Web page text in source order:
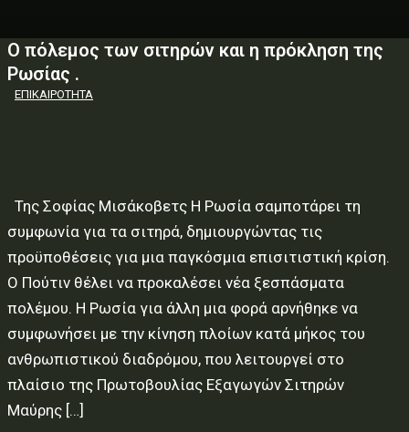
Ο πόλεμος των σιτηρών και η πρόκληση της
Ρωσίας .
ΕΠΙΚΑΙΡΟΤΗΤΑ
Της Σοφίας Μισάκοβετς Η Ρωσία σαμποτάρει τη
συμφωνία για τα σιτηρά, δημιουργώντας τις
προϋποθέσεις για μια παγκόσμια επισιτιστική κρίση.
Ο Πούτιν θέλει να προκαλέσει νέα ξεσπάσματα
πολέμου. Η Ρωσία για άλλη μια φορά αρνήθηκε να
συμφωνήσει με την κίνηση πλοίων κατά μήκος του
ανθρωπιστικού διαδρόμου, που λειτουργεί στο
πλαίσιο της Πρωτοβουλίας Εξαγωγών Σιτηρών
Μαύρης […]